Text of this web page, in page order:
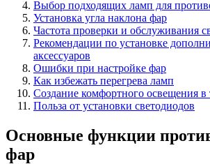
Выбор подходящих ламп для
Установка угла наклона фар
Частота проверки и обслуживания
Рекомендации по установке
аксессуаров
Ошибки при настройке фар
Как избежать перегрева ламп
Создание комфортного освещения в
Польза от установки светодиодов
Основные функции
фар